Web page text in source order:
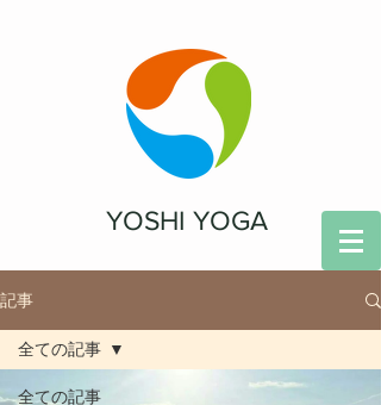
YOSHI YOGA
記事
全ての記事
全ての記事